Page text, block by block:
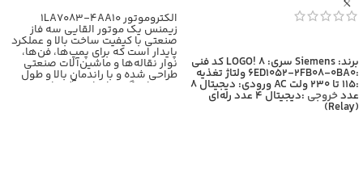
برند: Siemens سری: LOGO! 8 کد فنی
:6ED1052-2FB08-0BA0 ولتاژ تغذیه
:115 تا 230 ولت AC ورودی: دیجیتال 8
عددخروجی :دیجیتال 4 عدد رله‌ای
(Relay)
الکتروموتور 1LA7083-4AA10
زیمنس یک موتور القایی سه فاز
صنعتی با کیفیت ساخت بالا و عملکرد
پایدار است که برای پمپ‌ها، فن‌ها،
نوار نقاله‌ها و ماشین‌آلات صنعتی
طراحی شده و با راندمان بالا و طول
عمر زیاد، گزینه‌ای ایده‌آل برای